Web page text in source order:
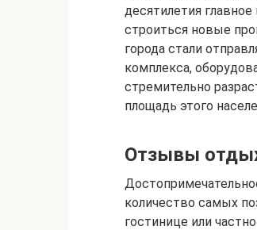
десятилетия
строиться новые
города стали
комплекса,
стремительно
площадь этого
Отзывы
количество самых
гостинице или